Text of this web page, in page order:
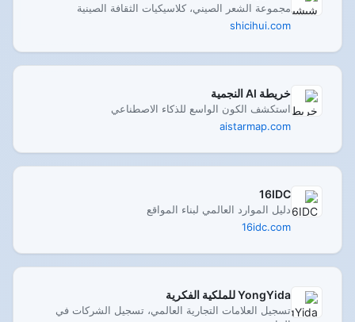
مجموعة الشعر الصيني، كلاسيكيات الثقافة الصينية
shicihui.com
خريطة AI النجمية
استكشف الكون الواسع للذكاء الاصطناعي
aistarmap.com
16IDC
دليل الموارد العالمي لبناء المواقع
16idc.com
YongYida للملكية الفكرية
تسجيل العلامات التجارية العالمي، تسجيل الشركات في